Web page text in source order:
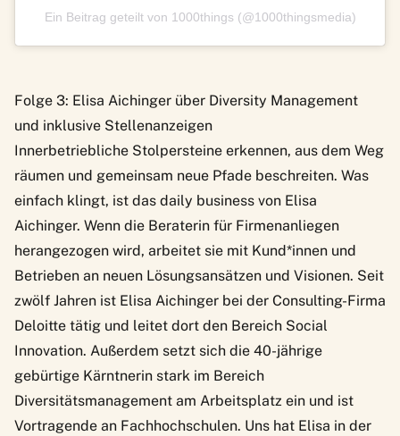
Ein Beitrag geteilt von 1000things (@1000thingsmedia)
Folge 3: Elisa Aichinger über Diversity Management
und inklusive Stellenanzeigen
Innerbetriebliche Stolpersteine erkennen, aus dem Weg
räumen und gemeinsam neue Pfade beschreiten. Was
einfach klingt, ist das daily business von Elisa
Aichinger. Wenn die Beraterin für Firmenanliegen
herangezogen wird, arbeitet sie mit Kund*innen und
Betrieben an neuen Lösungsansätzen und Visionen. Seit
zwölf Jahren ist Elisa Aichinger bei der Consulting-Firma
Deloitte tätig und leitet dort den Bereich Social
Innovation. Außerdem setzt sich die 40-jährige
gebürtige Kärntnerin stark im Bereich
Diversitätsmanagement am Arbeitsplatz ein und ist
Vortragende an Fachhochschulen. Uns hat Elisa in der